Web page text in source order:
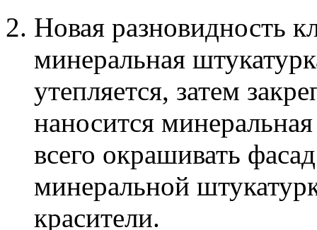
Новая разновидность
минеральная
утепляется, затем
наносится
всего окрашивать
минеральной
красители.